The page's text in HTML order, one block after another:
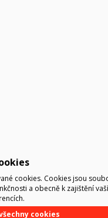
cookies. Cookies jsou
a obecně k zajištění
cookies